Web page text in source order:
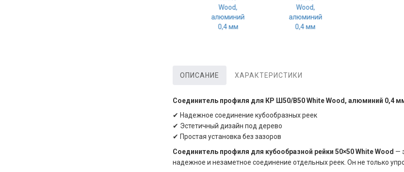
ОПИСАНИЕ ХАРАКТЕРИСТИКИ
Соединитель профиля для КР Ш50/В50 White Wood, алюминий 0,4
✔ Надежное соединение кубообразных реек
✔ Эстетичный дизайн под дерево
✔ Простая установка без зазоров
Соединитель профиля для кубообразной рейки 50×50 White Wood —
надежное и незаметное соединение отдельных реек. Он не только